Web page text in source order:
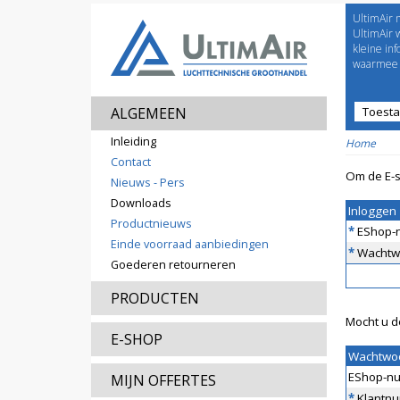
ALGEMEEN
Inleiding
Contact
Nieuws - Pers
Downloads
Productnieuws
Einde voorraad aanbiedingen
Goederen retourneren
PRODUCTEN
E-SHOP
MIJN OFFERTES
UltimAir
UltimAir
kleine
Home
Om de
Inloggen
*
*
Mocht u
EShop-